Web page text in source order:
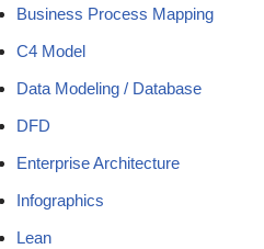
Business Process Mapping
C4 Model
Data Modeling / Database
DFD
Enterprise Architecture
Infographics
Lean